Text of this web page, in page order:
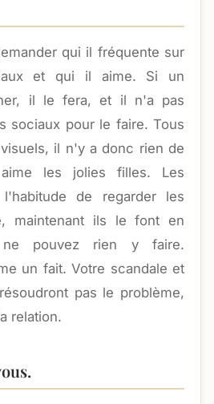
qui il fréquente sur
et qui il aime. Si un
il le fera, et il n'a pas
sociaux pour le faire. Tous
il n'y a donc rien de
les jolies filles. Les
l'habitude de regarder les
maintenant ils le font en
pouvez rien y faire.
un fait. Votre scandale et
pas le problème,
relation.